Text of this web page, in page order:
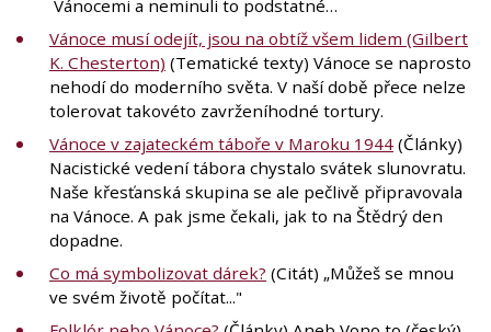
Vánocemi a neminuli to podstatné…
Vánoce musí odejít, jsou na obtíž všem lidem (Gilbert
K. Chesterton) (Tematické texty) Vánoce se naprosto
nehodí do moderního světa. V naší době přece nelze
tolerovat takovéto zavrženíhodné tortury.
Vánoce v zajateckém táboře v Maroku 1944 (Články)
Nacistické vedení tábora chystalo svátek slunovratu.
Naše křesťanská skupina se ale pečlivě připravovala
na Vánoce. A pak jsme čekali, jak to na Štědrý den
dopadne.
Co má symbolizovat dárek? (Citát) „Můžeš se mnou
ve svém životě počítat..."